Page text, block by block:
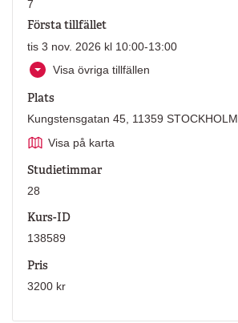
7
Första tillfället
tis 3 nov. 2026 kl 10:00-13:00
Visa övriga tillfällen
Plats
Kungstensgatan 45, 11359 STOCKHOLM
Visa på karta
Studietimmar
28
Kurs-ID
138589
Pris
3200 kr